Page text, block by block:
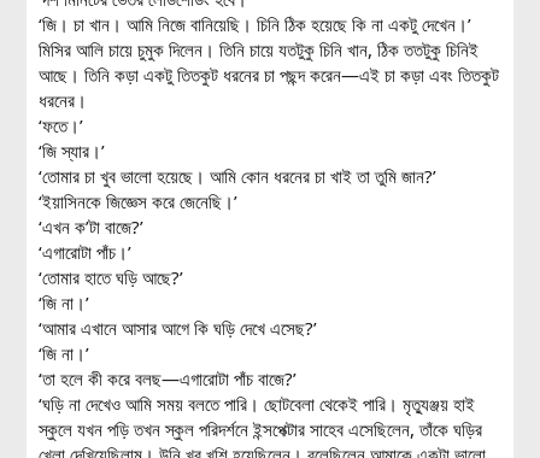
‘জি। চা খান। আমি নিজে বানিয়েছি। চিনি ঠিক হয়েছে কি না একটু দেখেন।’
মিসির আলি চায়ে চুমুক দিলেন। তিনি চায়ে যতটুকু চিনি খান, ঠিক ততটুকু চিনিই
আছে। তিনি কড়া একটু তিতকুট ধরনের চা পছন্দ করেন—এই চা কড়া এবং তিতকুট
ধরনের।
‘ফতে।’
‘জি স্যার।’
‘তোমার চা খুব ভালো হয়েছে। আমি কোন ধরনের চা খাই তা তুমি জান?’
‘ইয়াসিনকে জিজ্ঞেস করে জেনেছি।’
‘এখন ক’টা বাজে?’
‘এগারোটা পাঁচ।’
‘তোমার হাতে ঘড়ি আছে?’
‘জি না।’
‘আমার এখানে আসার আগে কি ঘড়ি দেখে এসেছ?’
‘জি না।’
‘তা হলে কী করে বলছ—এগারোটা পাঁচ বাজে?’
‘ঘড়ি না দেখেও আমি সময় বলতে পারি। ছোটবেলা থেকেই পারি। মৃত্যুঞ্জয় হাই
স্কুলে যখন পড়ি তখন স্কুল পরিদর্শনে ইন্সপেক্টার সাহেব এসেছিলেন, তাঁকে ঘড়ির